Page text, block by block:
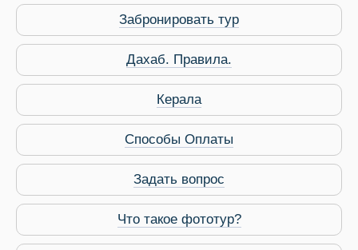
Забронировать тур
Дахаб. Правила.
Керала
Способы Оплаты
Задать вопрос
Что такое фототур?